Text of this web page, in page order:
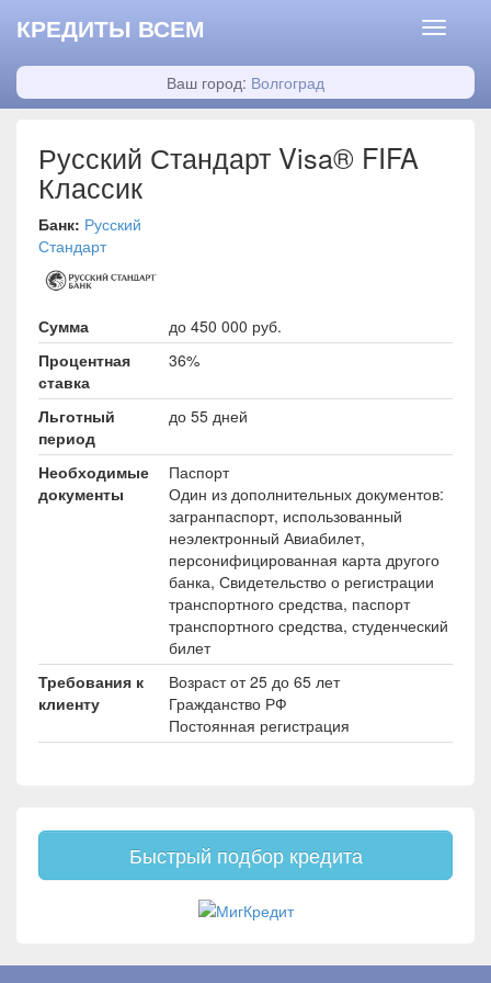
КРЕДИТЫ ВСЕМ
Ваш город: Волгоград
Русский Стандарт Visa® FIFA
Классик
Банк: Русский
Стандарт
Сумма
до 450 000 руб.
Процентная
ставка
36%
Льготный
период
до 55 дней
Необходимые
документы
Паспорт
Один из дополнительных документов:
загранпаспорт, использованный
неэлектронный Авиабилет,
персонифицированная карта другого
банка, Свидетельство о регистрации
транспортного средства, паспорт
транспортного средства, студенческий
билет
Требования к
клиенту
Возраст от 25 до 65 лет
Гражданство РФ
Постоянная регистрация
Быстрый подбор кредита